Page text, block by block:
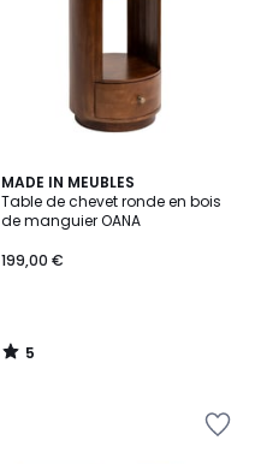
MADE IN MEUBLES
Table de chevet ronde en bois
de manguier OANA
199,00 €
5
/
5
5
/